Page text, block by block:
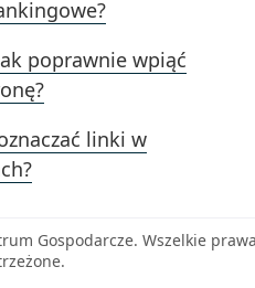
poprawnie wpiąć
linki w
Gospodarcze. Wszelkie